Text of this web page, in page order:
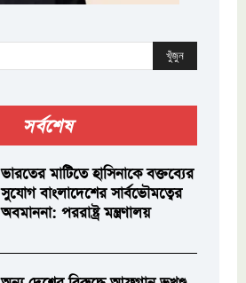
খুঁজুন
সর্বশেষ
ভারতের মাটিতে হাসিনাকে বক্তব্যের
সুযোগ বাংলাদেশের সার্বভৌমত্বের
অবমাননা: পররাষ্ট্র মন্ত্রণালয়